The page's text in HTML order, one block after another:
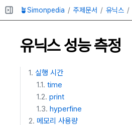
🪴Simonpedia 주제문서 유닉스
유닉스 성능 측정
실행 시간
time
print
hyperfine
메모리 사용량